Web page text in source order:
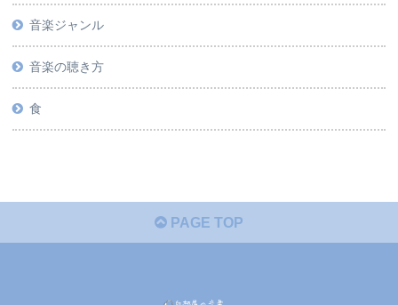
音楽ジャンル
音楽の聴き方
食
PAGE TOP